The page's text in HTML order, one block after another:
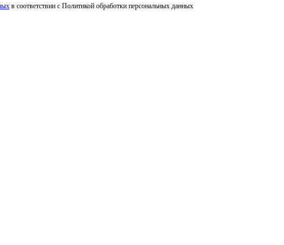
в соответствии с Политикой обработки персональных данных